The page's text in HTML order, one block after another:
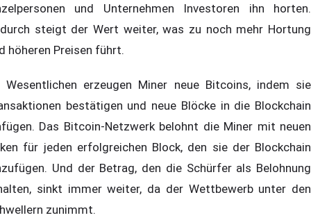
und Unternehmen Investoren ihn horten.
steigt der Wert weiter, was zu noch mehr Hortung
höheren Preisen führt.
Wesentlichen erzeugen Miner neue Bitcoins, indem sie
bestätigen und neue Blöcke in die Blockchain
Das Bitcoin-Netzwerk belohnt die Miner mit neuen
für jeden erfolgreichen Block, den sie der Blockchain
Und der Betrag, den die Schürfer als Belohnung
sinkt immer weiter, da der Wettbewerb unter den
zunimmt.